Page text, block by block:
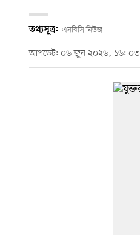
তথ্যসূত্র: এনবিসি নিউজ
আপডেট: ০৬ জুন ২০২৬, ১৬: ০৩